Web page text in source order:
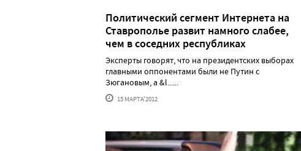
Политический сегмент Интернета на
Ставрополье развит намного слабее,
чем в соседних республиках
Эксперты говорят, что на президентских выборах
главными оппонентами были не Путин с
Зюгановым, а &l......
15 МАРТА'2012